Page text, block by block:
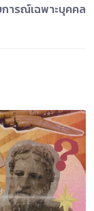
ารณ์เฉพาะบุคคล